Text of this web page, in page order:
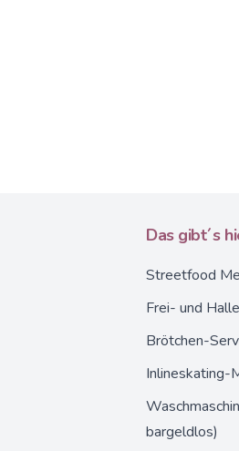
Das gibt´s
Streetfood
Frei- und
Brötchen-
Inlineskating-
bargeldlos)